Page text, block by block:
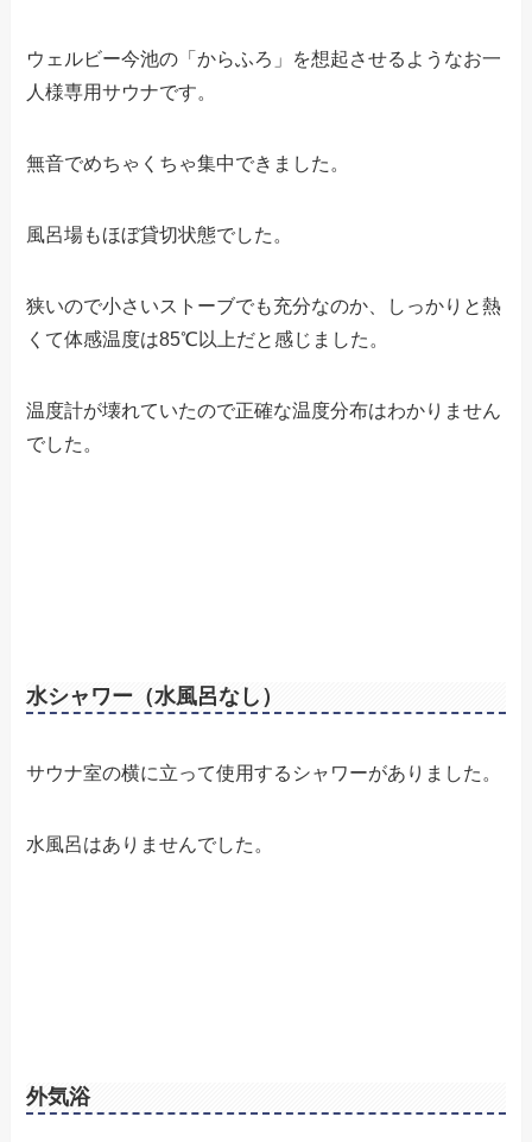
ウェルビー今池の「からふろ」を想起させるようなお一
人様専用サウナです。
無音でめちゃくちゃ集中できました。
風呂場もほぼ貸切状態でした。
狭いので小さいストーブでも充分なのか、しっかりと熱
くて体感温度は85℃以上だと感じました。
温度計が壊れていたので正確な温度分布はわかりません
でした。
水シャワー（水風呂なし）
サウナ室の横に立って使用するシャワーがありました。
水風呂はありませんでした。
外気浴